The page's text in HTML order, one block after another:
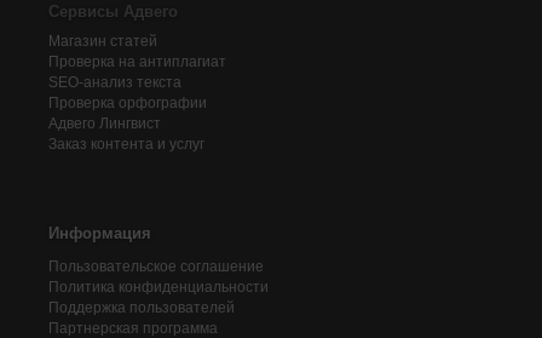
Сервисы Адвего
Магазин статей
Проверка на антиплагиат
SEO-анализ текста
Проверка орфографии
Адвего Лингвист
Заказ контента и услуг
Информация
Пользовательское соглашение
Политика конфиденциальности
Поддержка пользователей
Партнерская программа